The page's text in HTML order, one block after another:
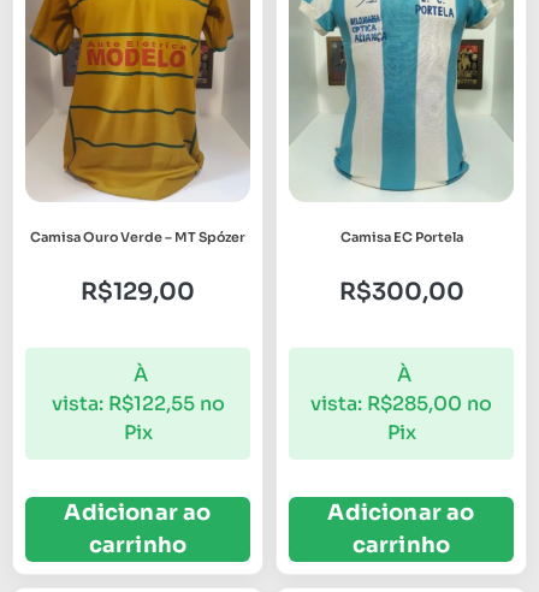
Camisa Ouro Verde – MT Spózer
R$129,00
À
vista: R$122,55 no
Pix
Adicionar ao
carrinho
Camisa EC Portela
R$300,00
À
vista: R$285,00 no
Pix
Adicionar ao
carrinho